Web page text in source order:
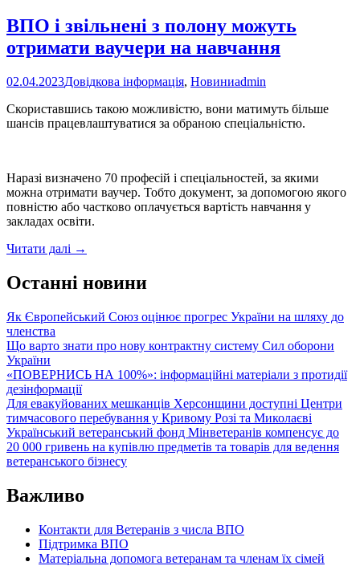
ВПО і звільнені з полону можуть
отримати ваучери на навчання
02.04.2023Довідкова інформація, Новиниadmin
Скориставшись такою можливістю, вони матимуть більше
шансів працевлаштуватися за обраною спеціальністю.
Наразі визначено 70 професій і спеціальностей, за якими
можна отримати ваучер. Тобто документ, за допомогою якого
повністю або частково оплачується вартість навчання у
закладах освіти.
Читати далі ВПО
звільнені
з
можуть
ваучери
навчання
→
Останні новини
Як Європейський Союз оцінює прогрес України на шляху до
членства
Що варто знати про нову контрактну систему Сил оборони
України
«ПОВЕРНИСЬ НА 100%»: інформаційні матеріали з протидії
дезінформації
Для евакуйованих мешканців Херсонщини доступні Центри
тимчасового перебування у Кривому Розі та Миколаєві
Український ветеранський фонд Мінветеранів компенсує до
20 000 гривень на купівлю предметів та товарів для ведення
ветеранського бізнесу
Важливо
Контакти для Ветеранів з числа ВПО
Підтримка ВПО
Матеріальна допомога ветеранам та членам їх сімей